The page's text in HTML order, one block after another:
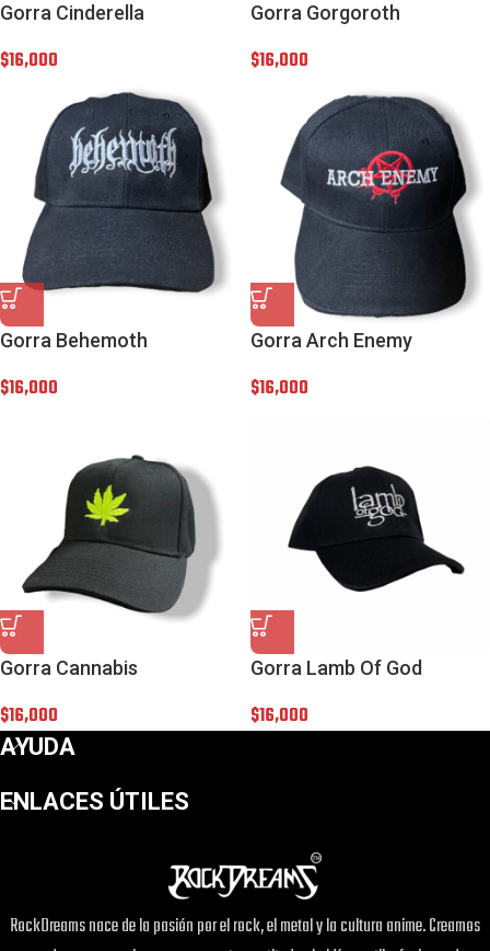
Gorra Cinderella
$16,000
Gorra Gorgoroth
$16,000
Gorra Behemoth
$16,000
Gorra Arch Enemy
$16,000
Gorra Cannabis
$16,000
Gorra Lamb Of God
$16,000
AYUDA
ENLACES ÚTILES
RockDreams nace de la pasión por el rock, el metal y la cultura anime. Creamos
Pin One Piece Water puede ser